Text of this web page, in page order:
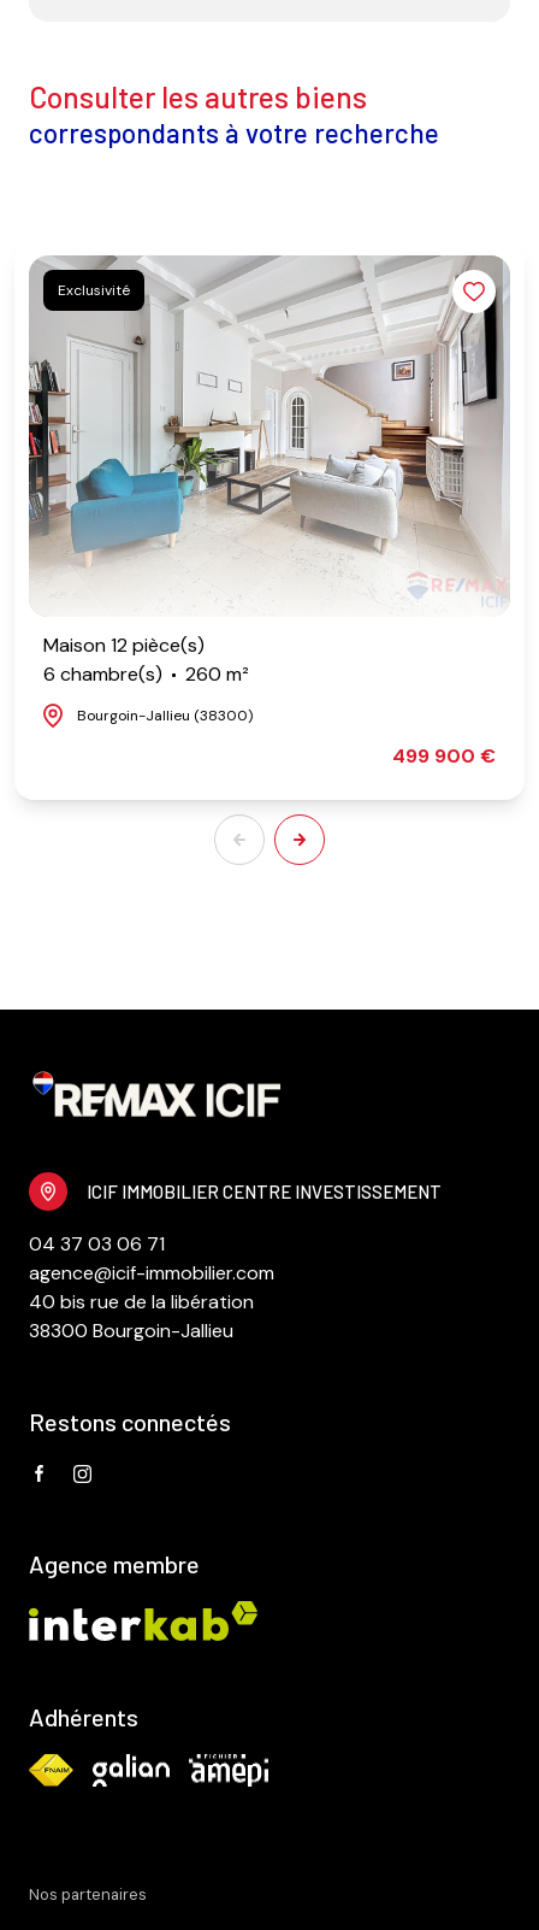
consulter les autres biens
correspondants à votre recherche
Exclusivité
Maison 12 pièce(s)
6 chambre(s)
260 m²
Bourgoin-Jallieu (38300)
499 900 €
ICIF IMMOBILIER CENTRE INVESTISSEMENT
04 37 03 06 71
agence@icif-immobilier.com
40 bis rue de la libération
38300 Bourgoin-Jallieu
Restons connectés
Agence membre
Adhérents
Nos partenaires